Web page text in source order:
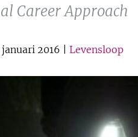
Career Approach
januari 2016 | Levensloop